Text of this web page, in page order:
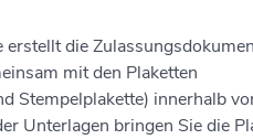
erstellt die
mit den Plaketten
Stempelplakette) innerhalb
Unterlagen bringen Sie die